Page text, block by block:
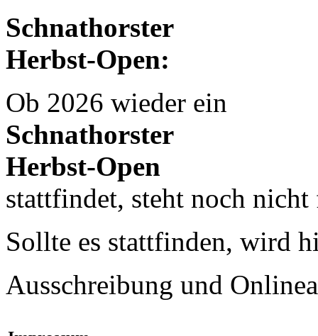
Schnathorster
Herbst-Open:
Ob 2026 wieder ein
Schnathorster
Herbst-Open
stattfindet, steht noch nicht
Sollte es stattfinden, wird
Ausschreibung und